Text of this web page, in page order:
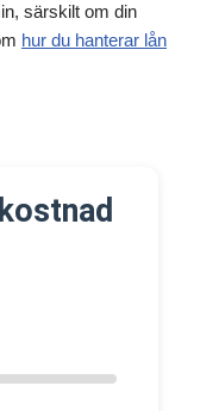
särskilt om din
hur du hanterar lån